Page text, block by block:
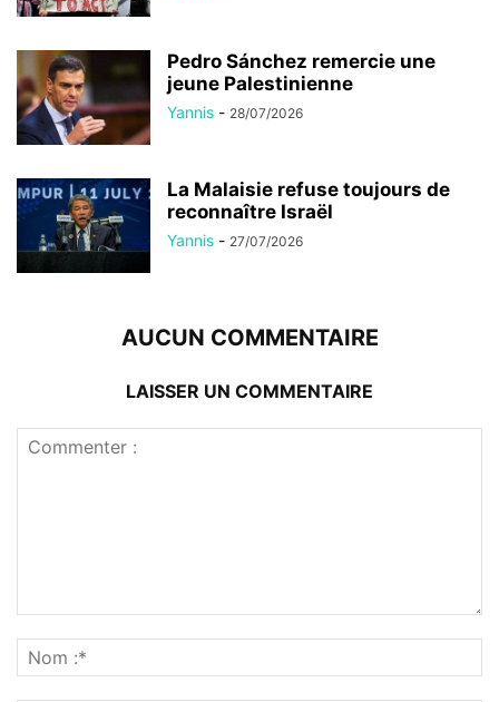
Pedro Sánchez remercie une
jeune Palestinienne
Yannis - 28/07/2026
La Malaisie refuse toujours de
reconnaître Israël
Yannis - 27/07/2026
AUCUN COMMENTAIRE
LAISSER UN COMMENTAIRE